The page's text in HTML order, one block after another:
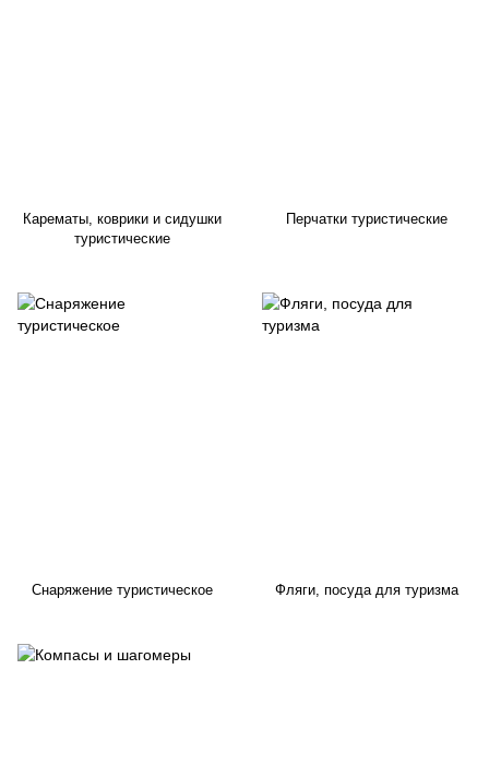
Карематы, коврики и сидушки
туристические
Перчатки туристические
Снаряжение туристическое Фляги, посуда для туризма